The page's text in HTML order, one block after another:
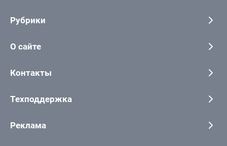
Рубрики
О сайте
Контакты
Техподдержка
Реклама